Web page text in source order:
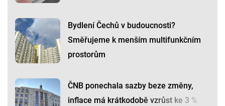
Bydlení Čechů v budoucnosti?
Směřujeme k menším multifunkčním
prostorům
ČNB ponechala sazby beze změny,
inflace má krátkodobě vzrůst ke 3 %